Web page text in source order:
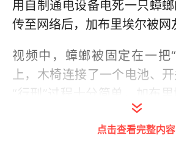
用自制通电设备电死一只蟑
传至网络后，加布里埃尔被网
视频中，蟑螂被固定在一把
上，木椅连接了一个电池、开
“行刑”过程十分简单，加布
关，蟑螂抽搐，灯泡闪烁，约
去，灯泡常亮。点击查看完整内容